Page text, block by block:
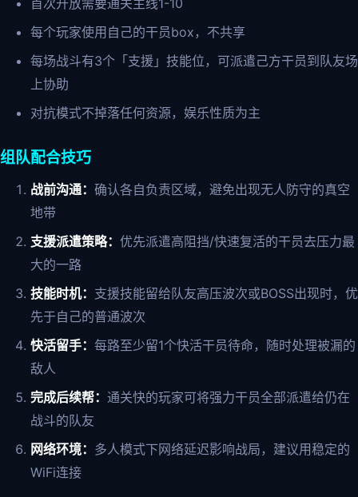
首次开放需要通关主线1-10
每个玩家使用自己的干员box，不共享
每场战斗有3个「支援」技能位，可派遣己方干员到队友场
上协助
对抗模式不掉落任何资源，娱乐性质为主
组队配合技巧
战前沟通： 确认各自负责区域，避免出现无人防守的真空
地带
支援派遣策略： 优先派遣高阻挡/快速复活的干员去压力最
大的一路
技能时机： 支援技能留给队友高压波次或BOSS出现时，优
先于自己的普通波次
快活留手： 每路至少留1个快活干员待命，随时处理被漏的
敌人
完成后续帮： 通关快的玩家可将强力干员全部派遣给仍在
战斗的队友
网络环境： 多人模式下网络延迟影响战局，建议用稳定的
WiFi连接